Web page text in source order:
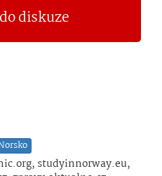
diskuze
studyinnorway.eu,